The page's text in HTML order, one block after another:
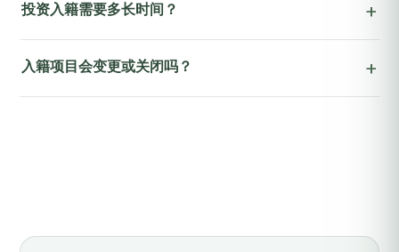
投资入籍需要多长时间？
入籍项目会变更或关闭吗？